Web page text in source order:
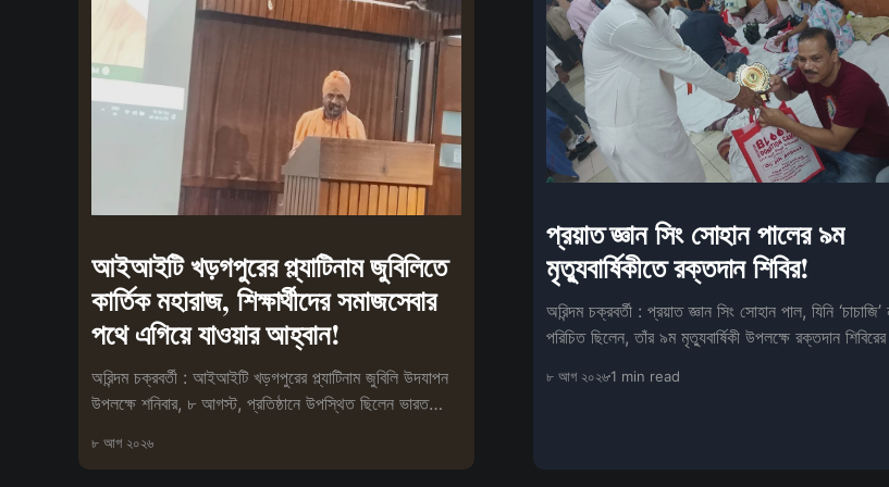
আইআইটি খড়গপুরের প্ল্যাটিনাম জুবিলিতে
কার্তিক মহারাজ, শিক্ষার্থীদের সমাজসেবার
পথে এগিয়ে যাওয়ার আহ্বান!
অরিন্দম চক্রবর্তী : আইআইটি খড়গপুরের প্ল্যাটিনাম জুবিলি উদযাপন
উপলক্ষে শনিবার, ৮ আগস্ট, প্রতিষ্ঠানে উপস্থিত ছিলেন ভারত
৮ আগ ২০২৬
প্রয়াত জ্ঞান সিং সোহান পালের ৯ম
মৃত্যুবার্ষিকীতে রক্তদান শিবির!
অরিন্দম চক্রবর্তী : প্রয়াত জ্ঞান সিং সোহান পাল, যিনি ‘চাচাজি’
পরিচিত ছিলেন, তাঁর ৯ম মৃত্যুবার্ষিকী উপলক্ষে রক্তদান শিবিরের
৮ আগ ২০২৬1 min read